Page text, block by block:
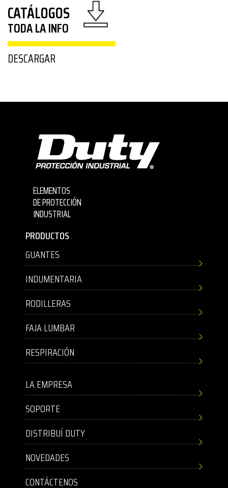
CATÁLOGOS
TODA LA INFO
DESCARGAR
ELEMENTOS
DE PROTECCIÓN
INDUSTRIAL
PRODUCTOS
GUANTES
INDUMENTARIA
RODILLERAS
FAJA LUMBAR
RESPIRACIÓN
LA EMPRESA
SOPORTE
DISTRIBUÍ DUTY
NOVEDADES
CONTÁCTENOS